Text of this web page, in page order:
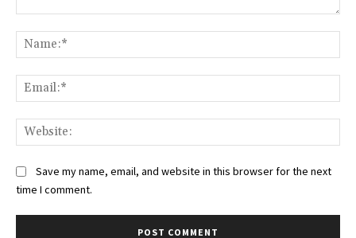
Save my name, email, and website in this browser for the next
time I comment.